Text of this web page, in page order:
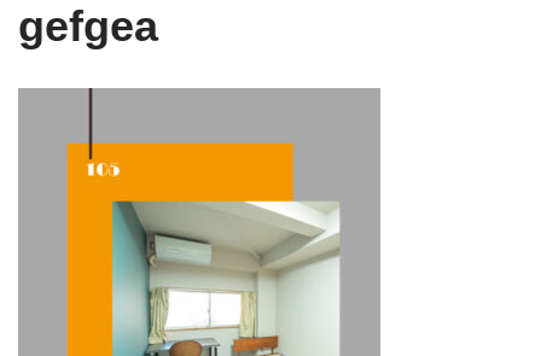
ツ
へ
gefgea